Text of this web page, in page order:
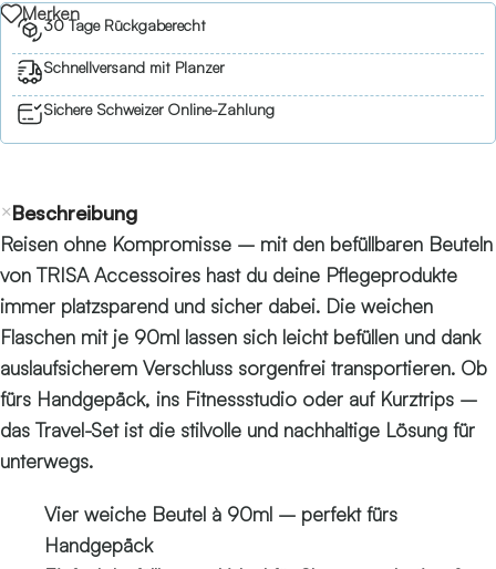
Merken
30 Tage Rückgaberecht
Schnellversand mit Planzer
Sichere Schweizer Online-Zahlung
Beschreibung
Reisen ohne Kompromisse – mit den befüllbaren Beuteln
von TRISA Accessoires hast du deine Pflegeprodukte
immer platzsparend und sicher dabei. Die weichen
Flaschen mit je 90ml lassen sich leicht befüllen und dank
auslaufsicherem Verschluss sorgenfrei transportieren. Ob
fürs Handgepäck, ins Fitnessstudio oder auf Kurztrips –
das Travel-Set ist die stilvolle und nachhaltige Lösung für
unterwegs.
Vier weiche Beutel à 90ml – perfekt fürs
Handgepäck